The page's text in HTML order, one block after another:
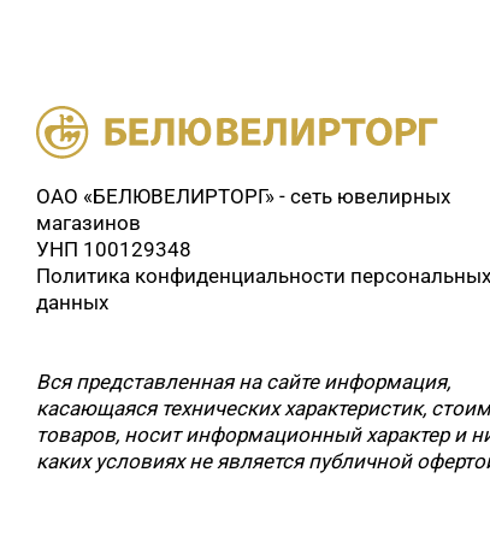
ОАО «БЕЛЮВЕЛИРТОРГ» - сеть ювелирных
магазинов
УНП 100129348
Политика конфиденциальности персональных
данных
Вся представленная на сайте информация,
касающаяся технических характеристик,
товаров, носит информационный характер и
каких условиях не является публичной